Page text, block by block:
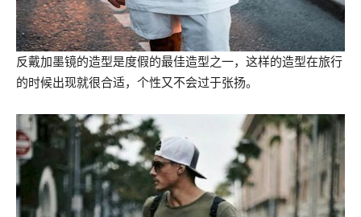
反戴加墨镜的造型是度假的最佳造型之一，这样的造型在旅行
的时候出现就很合适，个性又不会过于张扬。